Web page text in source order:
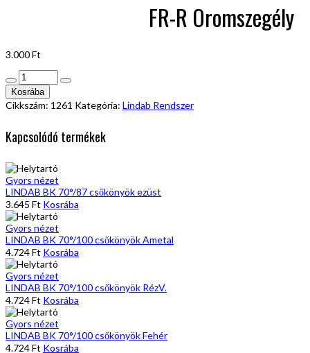
FR-R Oromszegély
3.000Ft
R
Oromszegély
mennyiség
Kosrába
Cikkszám: 1261 Kategória: Lindab Rendszer
Kapcsolódó termékek
Gyors nézet
LINDAB BK 70°/87 csőkönyök ezüst
3.645 Ft Kosrába
Gyors nézet
LINDAB BK 70°/100 csőkönyök Ametal
4.724Ft Kosrába
Gyors nézet
LINDAB BK 70°/100 csőkönyök RézV.
4.724Ft Kosrába
Gyors nézet
LINDAB BK 70°/100 csőkönyök Fehér
4.724Ft Kosrába